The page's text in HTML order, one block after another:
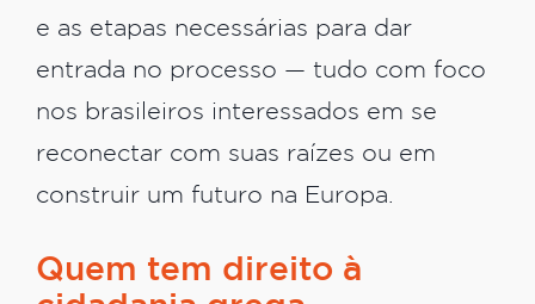
e as etapas necessárias para dar
entrada no processo — tudo com foco
nos brasileiros interessados em se
reconectar com suas raízes ou em
construir um futuro na Europa.
Quem tem direito à